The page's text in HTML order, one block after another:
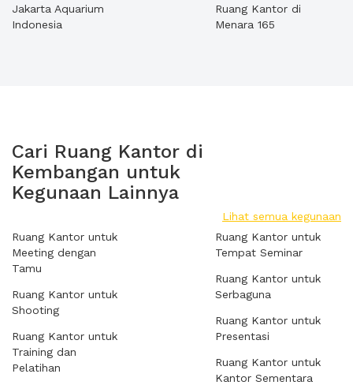
Jakarta Aquarium
Indonesia
Ruang Kantor di
Menara 165
Cari Ruang Kantor di
Kembangan untuk
Kegunaan Lainnya
Lihat semua kegunaan
Ruang Kantor untuk
Meeting dengan
Tamu
Ruang Kantor untuk
Shooting
Ruang Kantor untuk
Training dan
Pelatihan
Ruang Kantor untuk
Tempat Seminar
Ruang Kantor untuk
Serbaguna
Ruang Kantor untuk
Presentasi
Ruang Kantor untuk
Kantor Sementara